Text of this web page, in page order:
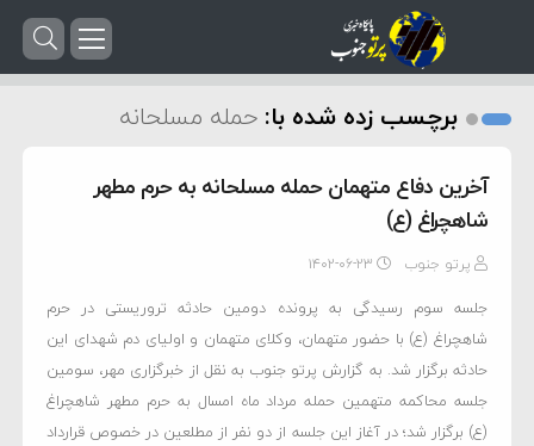
برچسب زده شده با: حمله مسلحانه
آخرین دفاع متهمان حمله مسلحانه به حرم مطهر
شاهچراغ (ع)
پرتو جنوب ۱۴۰۲-۰۶-۲۳
جلسه سوم رسیدگی به پرونده دومین حادثه تروریستی در حرم
شاهچراغ (ع) با حضور متهمان، وکلای متهمان و اولیای دم شهدای این
حادثه برگزار شد. به گزارش پرتو جنوب به نقل از خبرگزاری مهر، سومین
جلسه محاکمه متهمین حمله مرداد ماه امسال به حرم مطهر شاهچراغ
(ع) برگزار شد؛ در آغاز این جلسه از دو نفر از مطلعین در خصوص قرارداد